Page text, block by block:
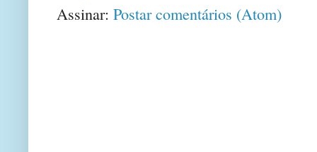
Assinar: Postar comentários (Atom)